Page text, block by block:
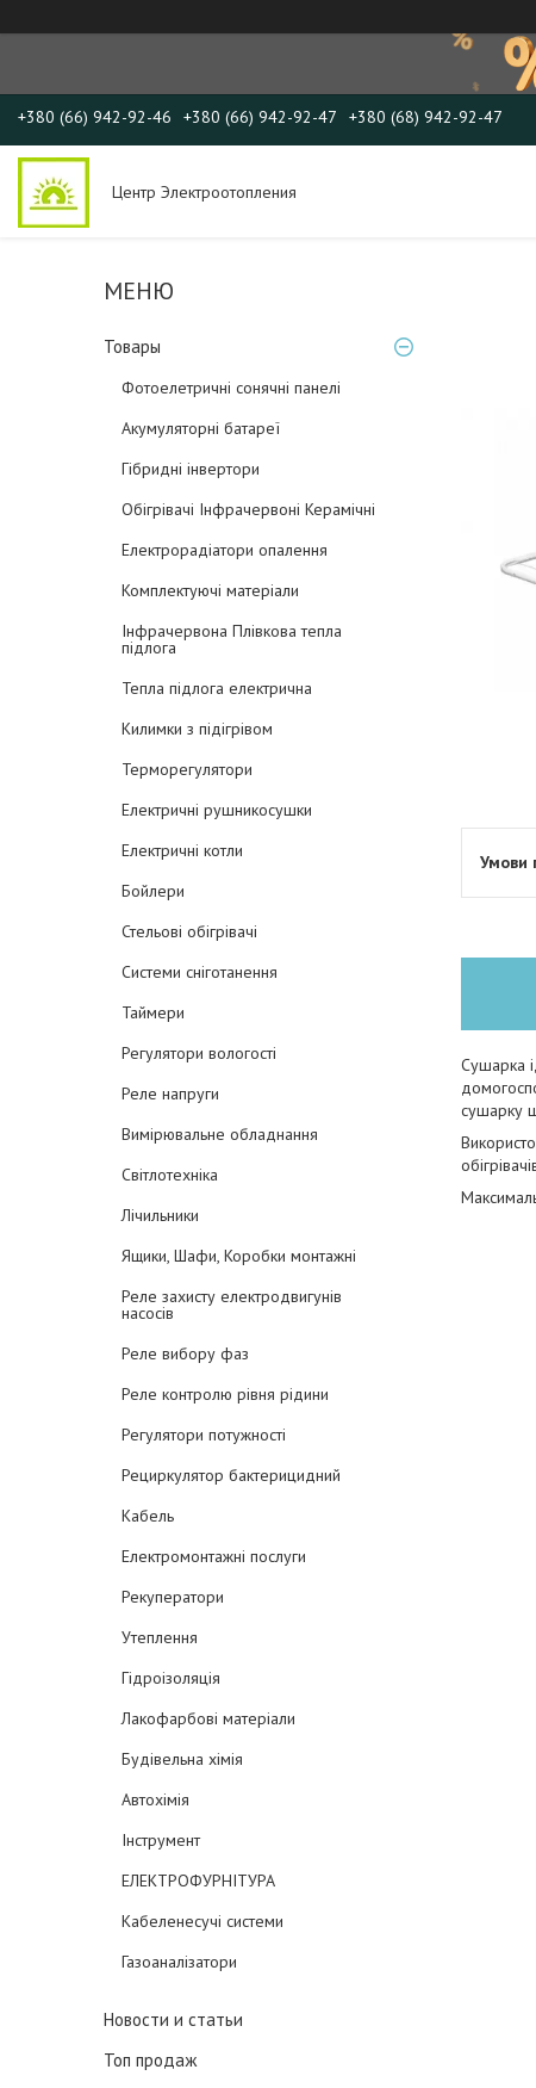
+380 (66) 942-92-46 +380 (66) 942-92-47 +380 (68) 942-92-47
Центр Электроотопления
Товары
Фотоелетричні cонячні панелі
Акумуляторні батареї
Гібридні інвертори
Обігрівачі Інфрачервоні Керамічні
Електрорадіатори опалення
Комплектуючі матеріали
Інфрачервона Плівкова тепла
підлога
Тепла підлога електрична
Килимки з підігрівом
Терморегулятори
Електричні рушникосушки
Електричні котли
Бойлери
Стельові обігрівачі
Системи сніготанення
Таймери
Регулятори вологості
Реле напруги
Вимірювальне обладнання
Світлотехніка
Лічильники
Ящики, Шафи, Коробки монтажні
Реле захисту електродвигунів
насосів
Реле вибору фаз
Реле контролю рівня рідини
Регулятори потужності
Рециркулятор бактерицидний
Кабель
Електромонтажні послуги
Рекуператори
Утеплення
Гідроізоляція
Лакофарбові матеріали
Будівельна хімія
Автохімія
Інструмент
ЕЛЕКТРОФУРНІТУРА
Кабеленесучі системи
Газоаналізатори
Новости и статьи
Топ продаж
Сушарка
сушарку